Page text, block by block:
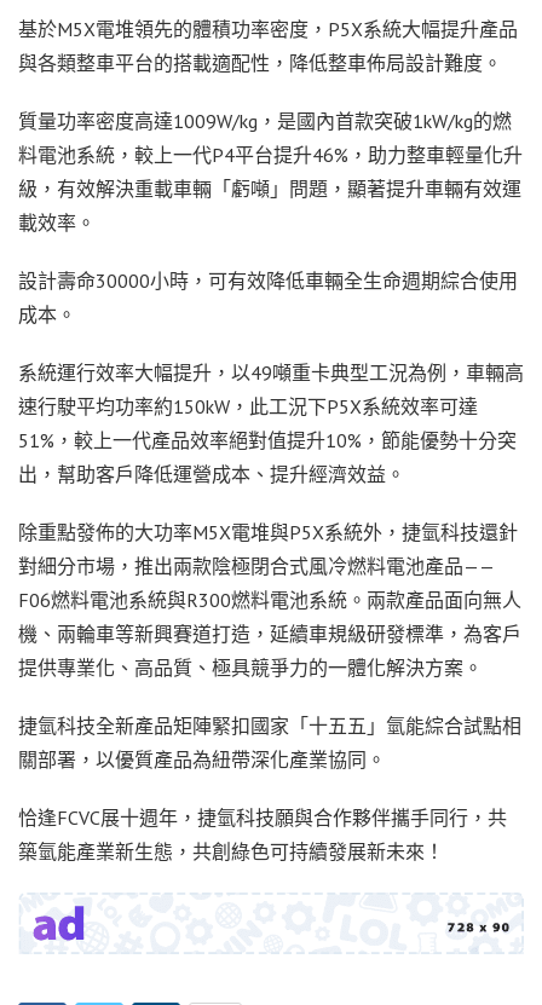
基於M5X電堆領先的體積功率密度，P5X系統大幅提升產品
與各類整車平台的搭載適配性，降低整車佈局設計難度。
質量功率密度高達1009W/kg，是國內首款突破1kW/kg的燃
料電池系統，較上一代P4平台提升46%，助力整車輕量化升
級，有效解決重載車輛「虧噸」問題，顯著提升車輛有效運
載效率。
設計壽命30000小時，可有效降低車輛全生命週期綜合使用
成本。
系統運行效率大幅提升，以49噸重卡典型工況為例，車輛高
速行駛平均功率約150kW，此工況下P5X系統效率可達
51%，較上一代產品效率絕對值提升10%，節能優勢十分突
出，幫助客戶降低運營成本、提升經濟效益。
除重點發佈的大功率M5X電堆與P5X系統外，捷氫科技還針
對細分市場，推出兩款陰極閉合式風冷燃料電池產品——
F06燃料電池系統與R300燃料電池系統。兩款產品面向無人
機、兩輪車等新興賽道打造，延續車規級研發標準，為客戶
提供專業化、高品質、極具競爭力的一體化解決方案。
捷氫科技全新產品矩陣緊扣國家「十五五」氫能綜合試點相
關部署，以優質產品為紐帶深化產業協同。
恰逢FCVC展十週年，捷氫科技願與合作夥伴攜手同行，共
築氫能產業新生態，共創綠色可持續發展新未來！